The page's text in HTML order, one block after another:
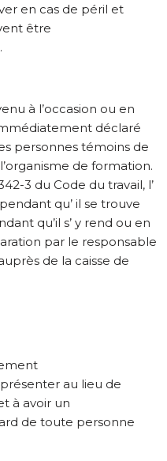
en cas de péril et
être
à l’occasion ou en
déclaré
personnes témoins de
de formation.
3 du Code du travail, l’
qu’ il se trouve
qu’il s’ y rend ou en
par le responsable
de la caisse de
au lieu de
à avoir un
de toute personne